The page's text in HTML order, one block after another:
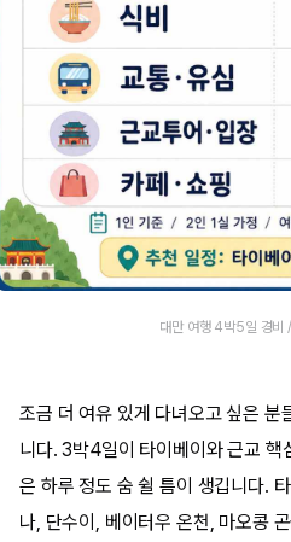
대만 여행 4박5일 경
조금 더 여유 있게 다녀오고 싶은
니다. 3박4일이 타이베이와 근교 핵
은 하루 정도 숨 쉴 틈이 생깁니다.
나, 단수이, 베이터우 온천, 마오콩